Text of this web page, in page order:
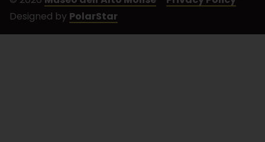
Designed by PolarStar